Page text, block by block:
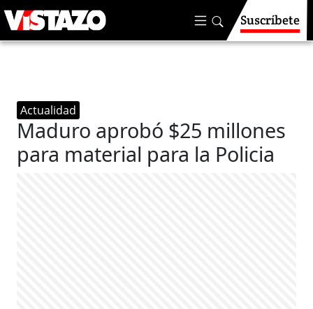
Suscríbete
Actualidad
Maduro aprobó $25 millones
para material para la Policia